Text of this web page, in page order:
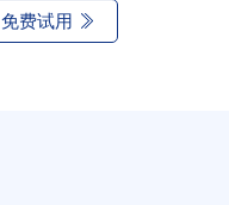
免费试用